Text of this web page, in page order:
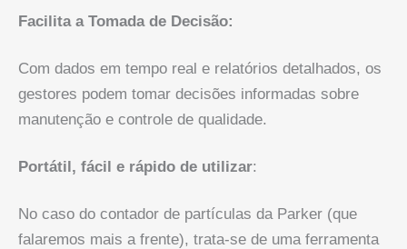
Facilita a Tomada de Decisão:
Com dados em tempo real e relatórios detalhados, os
gestores podem tomar decisões informadas sobre
manutenção e controle de qualidade.
Portátil, fácil e rápido de utilizar:
No caso do contador de partículas da Parker (que
falaremos mais a frente), trata-se de uma ferramenta